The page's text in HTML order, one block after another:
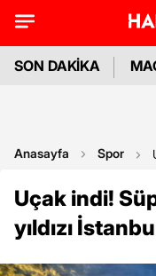
SON DAKİKA
Anasayfa Spor
Uçak indi!
yıldızı